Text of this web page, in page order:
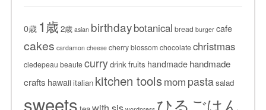
0歳 1歳 2歳 asian birthdaybotanical bread burger cafe
cakes cardamon cheese cherry blossomchocolatechristmas
cledepeau beautecurrydrinkfruits handmade handmade
crafts hawaiiitalian kitchen toolsmom pastasalad
sweets ひるごはん